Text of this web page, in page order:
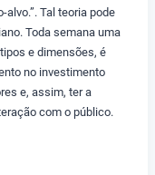
Tal teoria pode
Toda semana uma
e dimensões, é
no investimento
e, assim, ter a
com o público.